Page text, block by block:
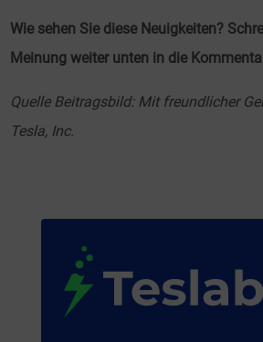
Wie sehen Sie diese Neuigkeiten?
Meinung weiter unten in die
Quelle Beitragsbild: Mit freundlicher
Tesla, Inc.